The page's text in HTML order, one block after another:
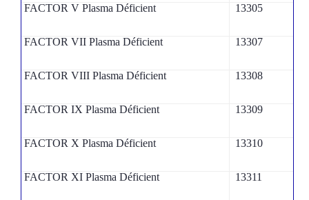
FACTOR V Plasma Déficient 13305
FACTOR VII Plasma Déficient 13307
FACTOR VIII Plasma Déficient 13308
FACTOR IX Plasma Déficient 13309
FACTOR X Plasma Déficient 13310
FACTOR XI Plasma Déficient 13311